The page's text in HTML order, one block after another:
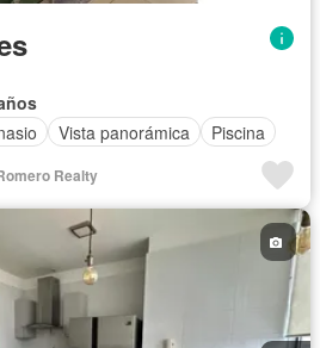
Vista panorámica Piscina
Realty